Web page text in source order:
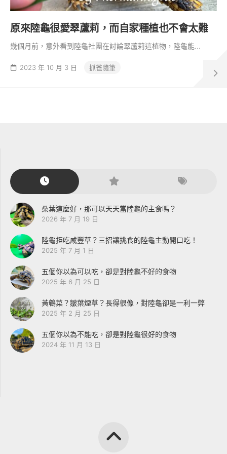
原來陸龜很愛翠蘆莉，而自家種植也不會太難
幾個月前，意外看到陸龜社團在討論翠蘆莉這植物，陸龜能...
2023 年 10 月 3 日 抓爸隨筆
桑葉這麼好，那可以天天當陸龜的主食嗎？
2026 年 7 月 19 日
陸龜拒吃咸豐草？三招讓挑食的陸龜主動開口吃！
2025 年 7 月 1 日
五個你以為可以吃，卻是對陸龜不好的食物
2025 年 6 月 25 日
黃鵪菜？皺葉煙草？長得很像，對陸龜卻是一利一弊
2025 年 2 月 25 日
五個你以為不能吃，卻是對陸龜很好的食物
2024 年 11 月 13 日